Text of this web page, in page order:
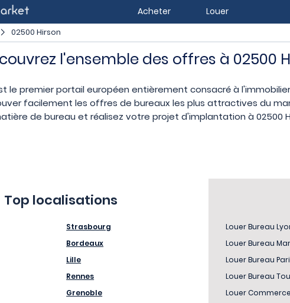
Acheter Louer
02500 Hirson
l'ensemble des offres à 02500
le premier portail européen entièrement consacré à
facilement les offres de bureaux les plus attractives du
de bureau et réalisez votre projet d'implantation à 02500
Top localisations
Strasbourg
Bordeaux
Lille
Rennes
Grenoble
Louer Bureau
Louer Bureau
Louer Bureau
Louer Bureau
Louer